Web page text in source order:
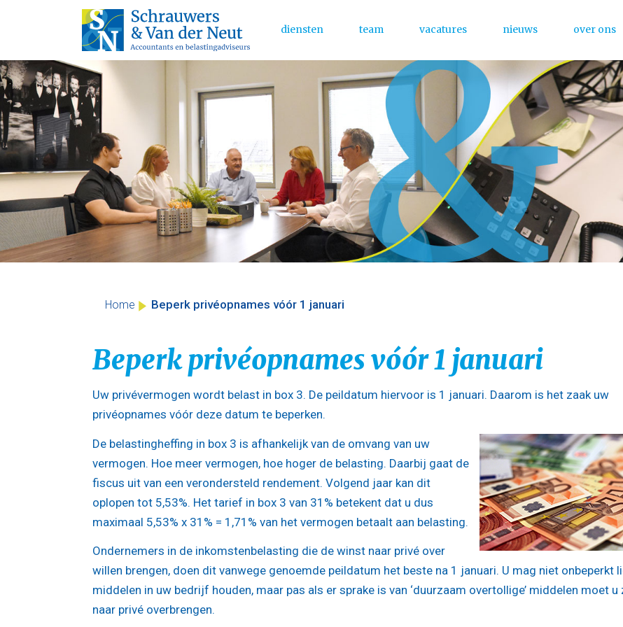
Skip
to
content
Main Menu
diensten team vacatures nieuws over ons
Home Beperk privéopnames vóór 1 januari
Beperk privéopnames vóór 1 januari
Uw privévermogen wordt belast in box 3. De peildatum hiervoor is 1 januari. Daarom is het zaak uw
privéopnames vóór deze datum te beperken.
De belastingheffing in box 3 is afhankelijk van de omvang van uw
vermogen. Hoe meer vermogen, hoe hoger de belasting. Daarbij gaat de
fiscus uit van een verondersteld rendement. Volgend jaar kan dit
oplopen tot 5,53%. Het tarief in box 3 van 31% betekent dat u dus
maximaal 5,53% x 31% = 1,71% van het vermogen betaalt aan belasting.
Ondernemers in de inkomstenbelasting die de winst naar privé over
willen brengen, doen dit vanwege genoemde peildatum het beste na 1 januari. U mag niet onbeperkt
middelen in uw bedrijf houden, maar pas als er sprake is van ‘duurzaam overtollige’ middelen moet u
naar privé overbrengen.